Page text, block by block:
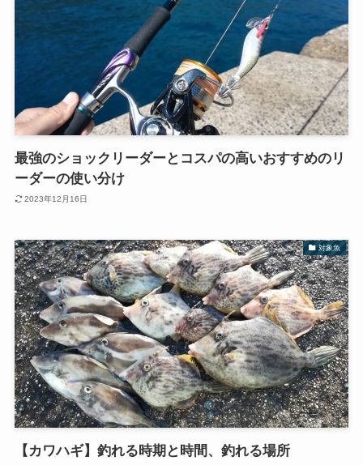
最強のショックリーダーとコスパの高いおすすめのリ
ーダーの使い分け
2023年12月16日
対象魚
【カワハギ】釣れる時期と時間、釣れる場所